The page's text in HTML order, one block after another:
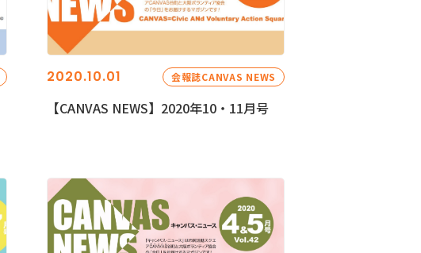
2020.10.01 会報誌CANVAS NEWS
【CANVAS NEWS】2020年10・11月号